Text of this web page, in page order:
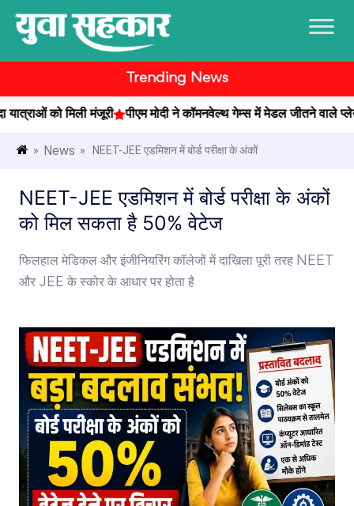
Trending News
को मिली मंजूरी पीएम मोदी ने कॉमनवेल्थ गेम्स में मेडल जीतने वाले
» News » NEET-JEE एडमिशन में बोर्ड परीक्षा के अंकों
NEET-JEE एडमिशन में बोर्ड परीक्षा के अंकों
को मिल सकता है 50% वेटेज
फिलहाल मेडिकल और इंजीनियरिंग कॉलेजों में दाखिला पूरी तरह NEET
और JEE के स्कोर के आधार पर होता है